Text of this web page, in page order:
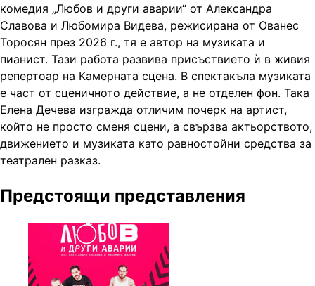
комедия „Любов и други аварии“ от Александра
Славова и Любомира Видева, режисирана от Ованес
Торосян през 2026 г., тя е автор на музиката и
пианист. Тази работа развива присъствието ѝ в живия
репертоар на Камерната сцена. В спектакъла музиката
е част от сценичното действие, а не отделен фон. Така
Елена Дечева изгражда отличим почерк на артист,
който не просто сменя сцени, а свързва актьорството,
движението и музиката като равностойни средства за
театрален разказ.
Предстоящи представления